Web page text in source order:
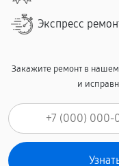
Экспресс
Закажите ремонт в
и